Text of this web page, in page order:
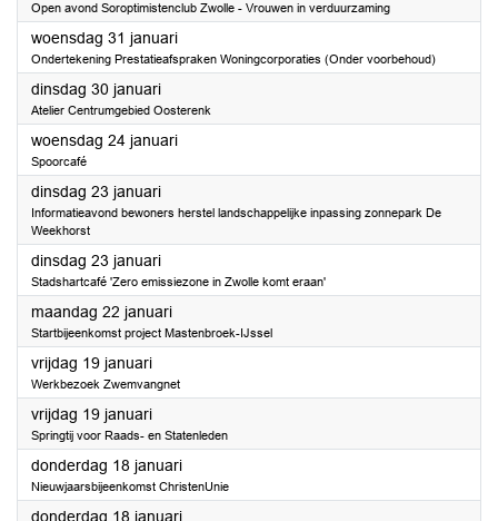
Open avond Soroptimistenclub Zwolle - Vrouwen in verduurzaming
woensdag 31 januari2024
Ondertekening Prestatieafspraken Woningcorporaties (Onder voorbehoud)
dinsdag 30 januari2024
Atelier Centrumgebied Oosterenk
woensdag 24 januari2024
Spoorcafé
dinsdag 23 januari2024
Informatieavond bewoners herstel landschappelijke inpassing zonnepark De
Weekhorst
dinsdag 23 januari2024
Stadshartcafé 'Zero emissiezone in Zwolle komt eraan'
maandag 22 januari2024
Startbijeenkomst project Mastenbroek-IJssel
vrijdag 19 januari2024
Werkbezoek Zwemvangnet
vrijdag 19 januari2024
Springtij voor Raads- en Statenleden
donderdag 18 januari2024
Nieuwjaarsbijeenkomst ChristenUnie
donderdag 18 januari2024